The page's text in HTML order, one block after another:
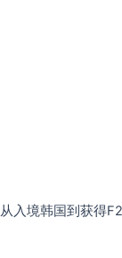
入境韩国到获得